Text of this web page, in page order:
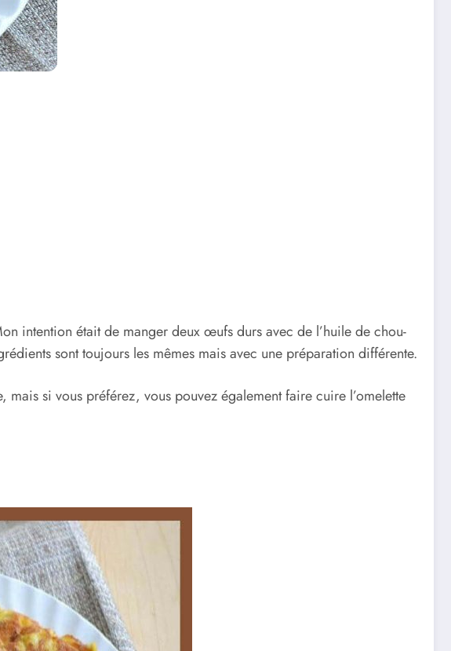
intention était de manger deux œufs durs avec de l’huile de chou-
sont toujours les mêmes mais avec une préparation différente.
mais si vous préférez, vous pouvez également faire cuire l’omelette